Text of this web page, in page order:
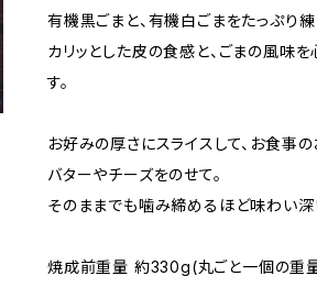
有機黒ごまと、有機白ごまをたっぷり練
カリッとした皮の食感と、ごまの風味
す。
お好みの厚さにスライスして、お食事の
バターやチーズをのせて。
そのままでも噛み締めるほど味わい深
焼成前重量 約330g(丸ごと一個の重